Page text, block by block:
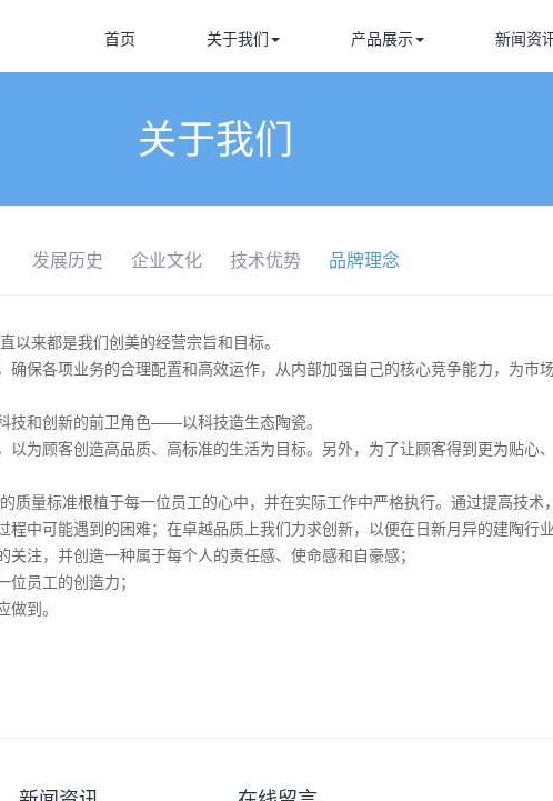
首页 关于我们 产品展示 新闻资
关于我们
发展历史 企业文化 技术优势 品牌理念
以来都是我们创美的经营宗旨和目标。
保各项业务的合理配置和高效运作，从内部加强自己的核心竞争能力，为市
技和创新的前卫角色——以科技造生态陶瓷。
为顾客创造高品质、高标准的生活为目标。另外，为了让顾客得到更为贴心
质量标准根植于每一位员工的心中，并在实际工作中严格执行。通过提高技
中可能遇到的困难；在卓越品质上我们力求创新，以便在日新月异的建陶行业
注，并创造一种属于每个人的责任感、使命感和自豪感；
员工的创造力；
到。